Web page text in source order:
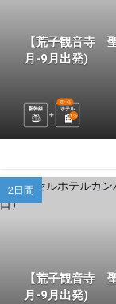
【荒子観音寺
月-9月出発)
新幹線 ホテル
選べる
1 泊
2日間
【荒子観音寺
月-9月出発)